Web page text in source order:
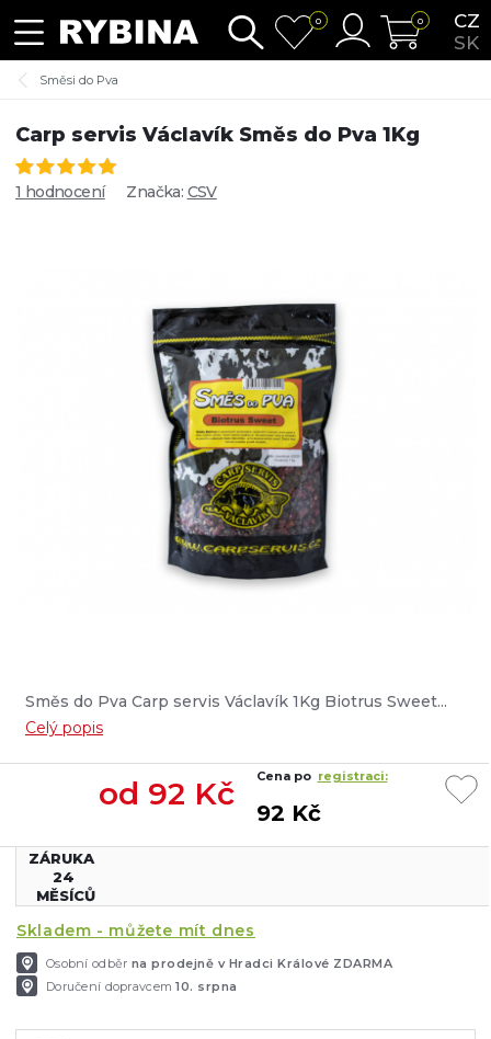
CZ
SK
0 0
Směsi do Pva
Carp servis Václavík Směs do Pva 1Kg
1 hodnocení Značka: CSV
Směs do Pva Carp servis Václavík 1Kg Biotrus Sweet...
Celý popis
od 92 Kč Cena po registraci:
92 Kč
ZÁRUKA
24
MĚSÍCŮ
Skladem - můžete mít dnes
Osobní odběr na prodejně v Hradci Králové ZDARMA
Doručení dopravcem10. srpna